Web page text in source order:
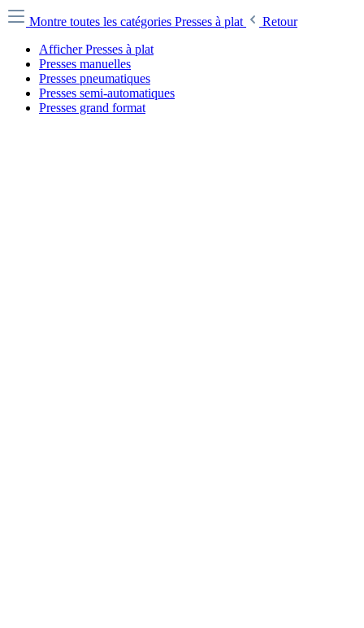
Montre toutes les catégories Presses à plat
Retour
Afficher Presses à plat
Presses manuelles
Presses pneumatiques
Presses semi-automatiques
Presses grand format